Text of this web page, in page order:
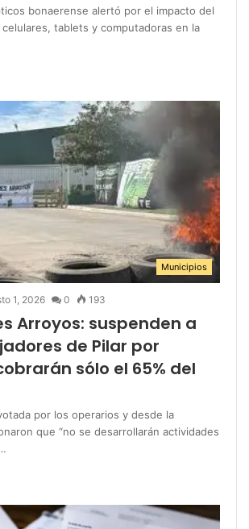
bonaerense alertó por el impacto del
tablets y computadoras en la
Municipios
1, 2026 0 193
Arroyos: suspenden a
de Pilar por
sólo el 65% del
por los operarios y desde la
que “no se desarrollarán actividades